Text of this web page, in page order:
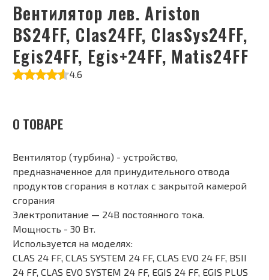
Вентилятор лев. Ariston
BS24FF, Clas24FF, ClasSys24FF,
Egis24FF, Egis+24FF, Matis24FF
4.6
О ТОВАРЕ
Вентилятор (турбина) - устройство,
предназначенное для принудительного отвода
продуктов сгорания в котлах с закрытой камерой
сгорания
Электропитание — 24В постоянного тока.
Мощность - 30 Вт.
Используется на моделях:
CLAS 24 FF, CLAS SYSTEM 24 FF, CLAS EVO 24 FF, BSII
24 FF, CLAS EVO SYSTEM 24 FF, EGIS 24 FF, EGIS PLUS